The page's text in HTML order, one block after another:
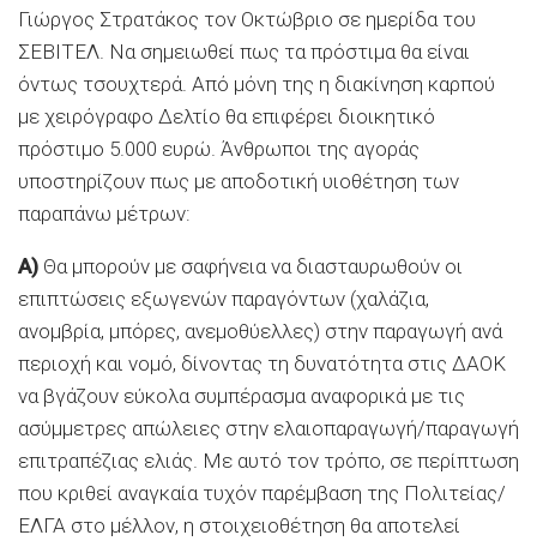
Γιώργος Στρατάκος τον Οκτώβριο σε ηµερίδα του
ΣΕΒΙΤΕΛ. Να σηµειωθεί πως τα πρόστιµα θα είναι
όντως τσουχτερά. Από µόνη της η διακίνηση καρπού
µε χειρόγραφο ∆ελτίο θα επιφέρει διοικητικό
πρόστιµο 5.000 ευρώ. Άνθρωποι της αγοράς
υποστηρίζουν πως µε αποδοτική υιοθέτηση των
παραπάνω µέτρων:
Α) Θα µπορούν µε σαφήνεια να διασταυρωθούν οι
επιπτώσεις εξωγενών παραγόντων (χαλάζια,
ανοµβρία, µπόρες, ανεµοθύελλες) στην παραγωγή ανά
περιοχή και νοµό, δίνοντας τη δυνατότητα στις ∆ΑΟΚ
να βγάζουν εύκολα συµπέρασµα αναφορικά µε τις
ασύµµετρες απώλειες στην ελαιοπαραγωγή/παραγωγή
επιτραπέζιας ελιάς. Με αυτό τον τρόπο, σε περίπτωση
που κριθεί αναγκαία τυχόν παρέµβαση της Πολιτείας/
ΕΛΓΑ στο µέλλον, η στοιχειοθέτηση θα αποτελεί